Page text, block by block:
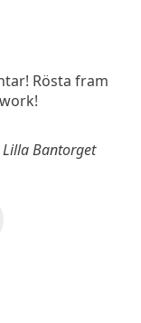
Rösta fram
Lilla Bantorget